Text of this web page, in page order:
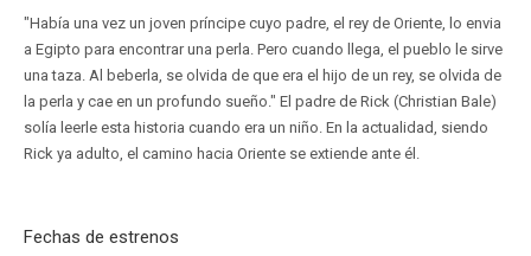
"Había una vez un joven príncipe cuyo padre, el rey de Oriente, lo envia
a Egipto para encontrar una perla. Pero cuando llega, el pueblo le sirve
una taza. Al beberla, se olvida de que era el hijo de un rey, se olvida de
la perla y cae en un profundo sueño." El padre de Rick (Christian Bale)
solía leerle esta historia cuando era un niño. En la actualidad, siendo
Rick ya adulto, el camino hacia Oriente se extiende ante él.
Fechas de estrenos